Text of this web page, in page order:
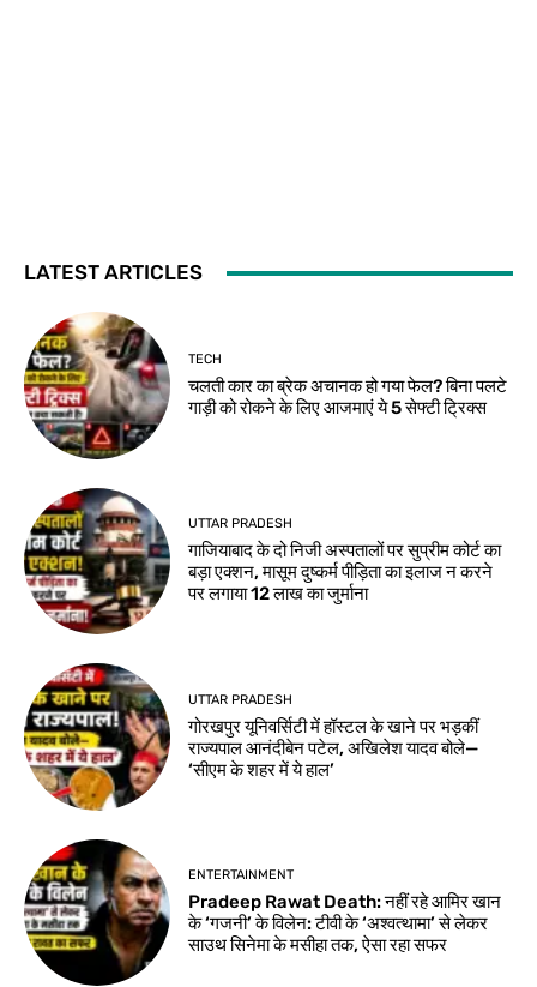
LATEST ARTICLES
TECH
चलती कार का ब्रेक अचानक हो गया फेल? बिना पलटे
गाड़ी को रोकने के लिए आजमाएं ये 5 सेफ्टी ट्रिक्स
UTTAR PRADESH
गाजियाबाद के दो निजी अस्पतालों पर सुप्रीम कोर्ट का
बड़ा एक्शन, मासूम दुष्कर्म पीड़िता का इलाज न करने
पर लगाया 12 लाख का जुर्माना
UTTAR PRADESH
गोरखपुर यूनिवर्सिटी में हॉस्टल के खाने पर भड़कीं
राज्यपाल आनंदीबेन पटेल, अखिलेश यादव बोले—
‘सीएम के शहर में ये हाल’
ENTERTAINMENT
Pradeep Rawat Death: नहीं रहे आमिर खान
के ‘गजनी’ के विलेन: टीवी के ‘अश्वत्थामा’ से लेकर
साउथ सिनेमा के मसीहा तक, ऐसा रहा सफर